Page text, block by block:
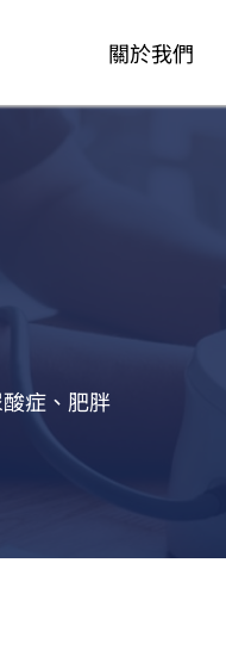
關於我們
症、肥胖